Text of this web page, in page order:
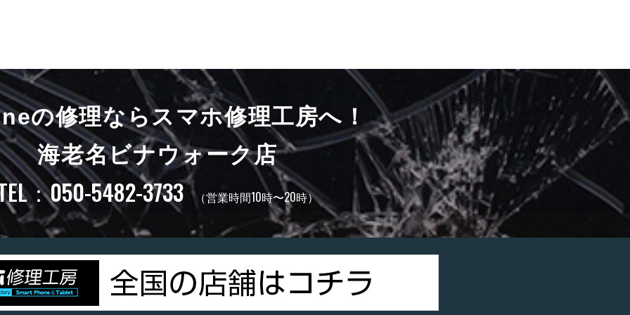
の修理ならスマホ修理工房へ！
海老名ビナウォーク店
：050-5482-3733 （営業時間10時〜20時）